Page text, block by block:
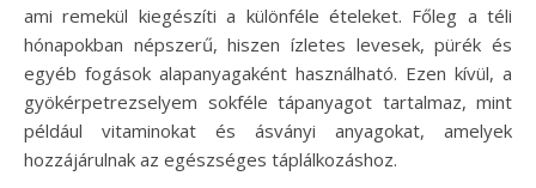
ami remekül kiegészíti a különféle ételeket. Főleg a téli
hónapokban népszerű, hiszen ízletes levesek, pürék és
egyéb fogások alapanyagaként használható. Ezen kívül, a
gyökérpetrezselyem sokféle tápanyagot tartalmaz, mint
például vitaminokat és ásványi anyagokat, amelyek
hozzájárulnak az egészséges táplálkozáshoz.